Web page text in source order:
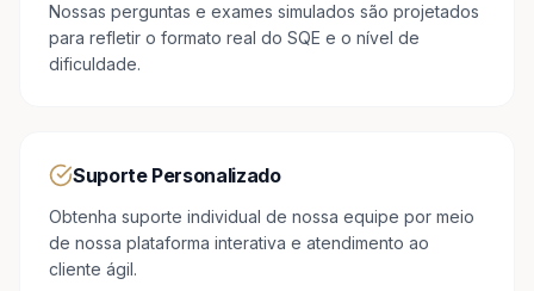
Nossas perguntas e exames simulados são projetados
para refletir o formato real do SQE e o nível de
dificuldade.
Suporte Personalizado
Obtenha suporte individual de nossa equipe por meio
de nossa plataforma interativa e atendimento ao
cliente ágil.